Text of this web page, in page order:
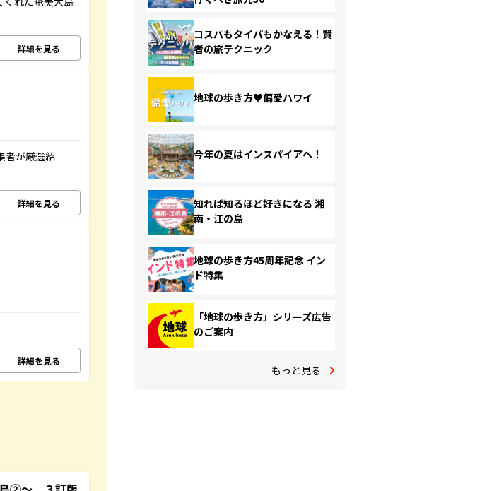
詳細を見る
者が厳選紹
詳細を見る
詳細を見る
コスパもタイパもかなえる！賢
者の旅テクニック
地球の歩き方♥偏愛ハワイ
今年の夏はインスパイアへ！
知れば知るほど好きになる 湘
南・江の島
地球の歩き方45周年記念 イン
ド特集
「地球の歩き方」シリーズ広告
のご案内
もっと見る